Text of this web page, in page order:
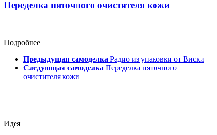
Переделка пяточного очистителя кожи
Подробнее
Предыдущая самоделка Радио из упаковки от Виски
Следующая самоделка Переделка пяточного
очистителя кожи
Идея